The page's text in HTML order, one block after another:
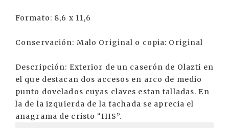
Formato: 8,6 x 11,6
Conservación: Malo Original o copia: Original
Descripción: Exterior de un caserón de Olazti en
el que destacan dos accesos en arco de medio
punto dovelados cuyas claves estan talladas. En
la de la izquierda de la fachada se aprecia el
anagrama de cristo “IHS”.